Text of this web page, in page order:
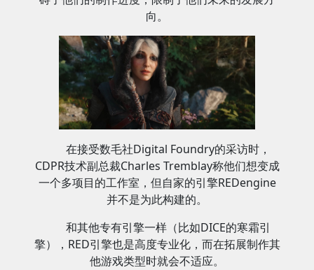
向。
在接受数毛社Digital Foundry的采访时，
CDPR技术副总裁Charles Tremblay称他们想变成
一个多项目的工作室，但自家的引擎REDengine
并不是为此构建的。
和其他专有引擎一样（比如DICE的寒霜引
擎），RED引擎也是高度专业化，而在拓展制作其
他游戏类型时就会不适应。